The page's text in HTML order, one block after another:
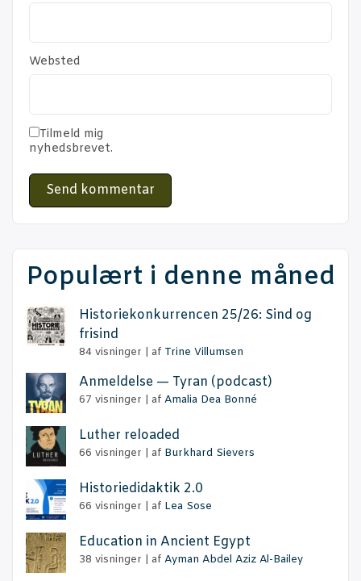
Websted
Tilmeld mig
nyhedsbrevet.
Populært i denne måned
Histo­rie­kon­kur­ren­cen 25/26: Sind og
frisind
84 visninger af Trine Villumsen
Anmel­del­se — Tyran (podcast)
67 visninger af Amalia Dea Bonné
Lut­her reloaded
66 visninger af Burkhard Sievers
Histo­ri­e­di­dak­tik 2.0
66 visninger af Lea Sose
Educa­tion in Anci­ent Egypt
38 visninger af Ayman Abdel Aziz Al-Bailey